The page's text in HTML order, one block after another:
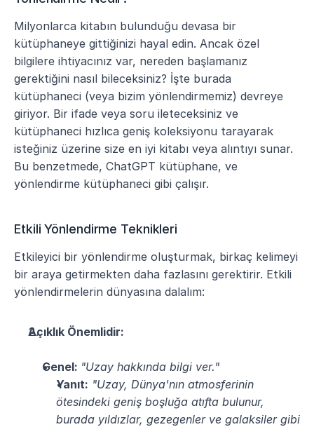
Milyonlarca kitabın bulunduğu devasa bir
kütüphaneye gittiğinizi hayal edin. Ancak özel
bilgilere ihtiyacınız var, nereden başlamanız
gerektiğini nasıl bileceksiniz? İşte burada
kütüphaneci (veya bizim yönlendirmemiz) devreye
giriyor. Bir ifade veya soru ileteceksiniz ve
kütüphaneci hızlıca geniş koleksiyonu tarayarak
isteğiniz üzerine size en iyi kitabı veya alıntıyı sunar.
Bu benzetmede, ChatGPT kütüphane, ve
yönlendirme kütüphaneci gibi çalışır.
Etkili Yönlendirme Teknikleri
Etkileyici bir yönlendirme oluşturmak, birkaç kelimeyi
bir araya getirmekten daha fazlasını gerektirir. Etkili
yönlendirmelerin dünyasına dalalım:
Açıklık Önemlidir:
Genel: "Uzay hakkında bilgi ver."
Yanıt: "Uzay, Dünya'nın atmosferinin
ötesindeki geniş boşluğa atıfta bulunur,
burada yıldızlar, gezegenler ve galaksiler gibi